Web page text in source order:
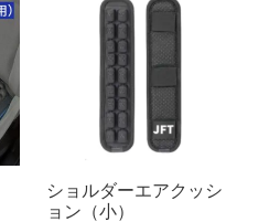
ショルダーエアクッシ
ョン（小）